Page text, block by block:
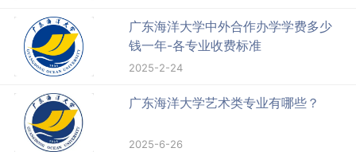
广东海洋大学中外合作办学学费多少
钱一年-各专业收费标准
2025-2-24
广东海洋大学艺术类专业有哪些？
2025-6-26